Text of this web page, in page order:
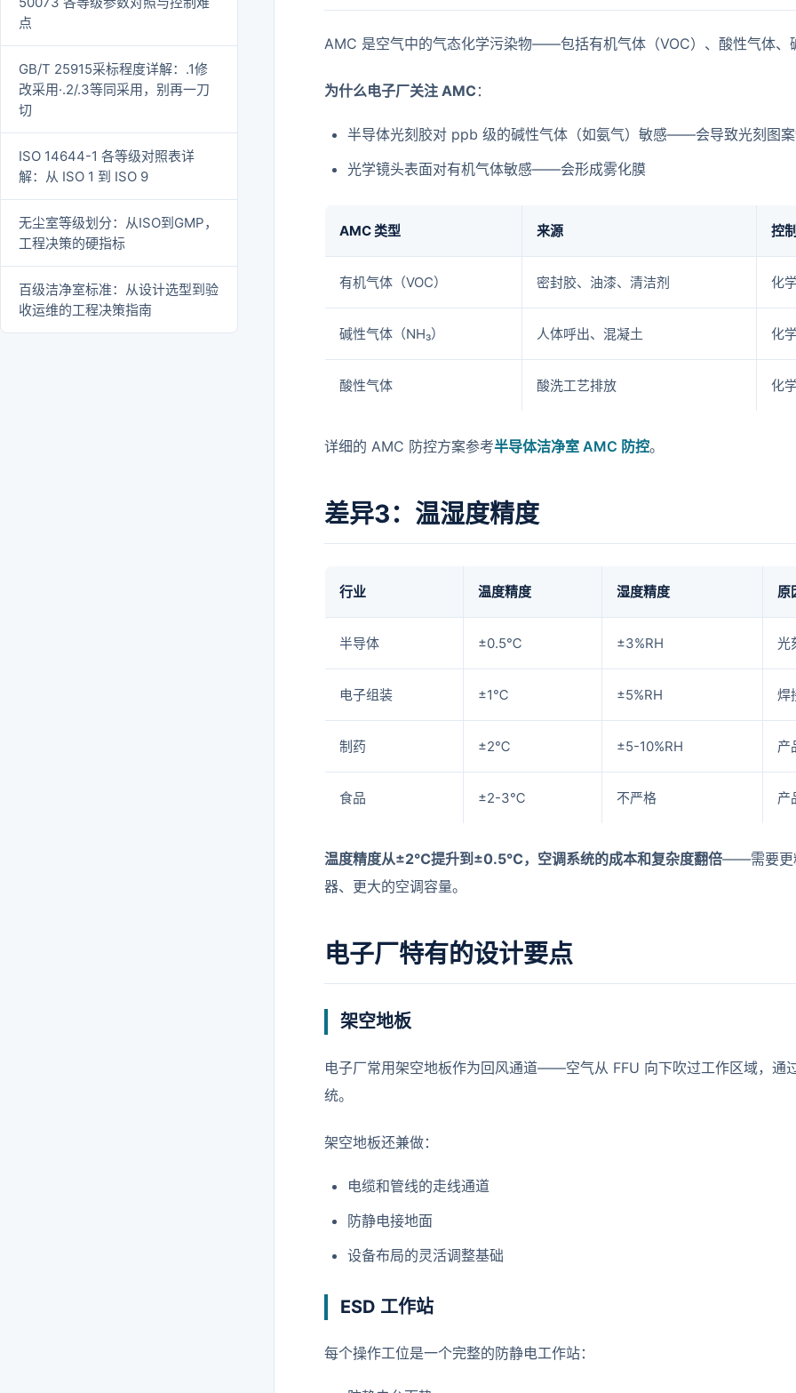
点
GB/T 25915采标程度详解：.1修
改采用·.2/.3等同采用，别再一刀
切
ISO 14644-1 各等级对照表详
解：从 ISO 1 到 ISO 9
无尘室等级划分：从ISO到GMP，
工程决策的硬指标
百级洁净室标准：从设计选型到验
收运维的工程决策指南
AMC 是空气中的气态化学污染物——包括有机气体（VOC）、酸性气体、
为什么电子厂关注 AMC ：
半导体光刻胶对 ppb 级的碱性气体（如氨气）敏感——会导致光刻图
光学镜头表面对有机气体敏感——会形成雾化膜
AMC 类型 来源 控
有机气体（VOC） 密封胶、油漆、清洁剂 化
碱性气体（NH₃） 人体呼出、混凝土 化
酸性气体 酸洗工艺排放 化
详细的 AMC 防控方案参考半导体洁净室 AMC 防控。
差异3：温湿度精度
行业 温度精度 湿度精度 原
半导体 ±0.5℃ ±3%RH 光
电子组装 ±1℃ ±5%RH 焊
制药 ±2℃ ±5-10%RH 产
食品 ±2-3℃ 不严格 产
温度精度从±2℃提升到±0.5℃，空调系统的成本和复杂度翻倍——需要更
器、更大的空调容量。
电子厂特有的设计要点
架空地板
电子厂常用架空地板作为回风通道——空气从 FFU 向下吹过工作区域，通
统。
架空地板还兼做：
电缆和管线的走线通道
防静电接地面
设备布局的灵活调整基础
ESD 工作站
每个操作工位是一个完整的防静电工作站：